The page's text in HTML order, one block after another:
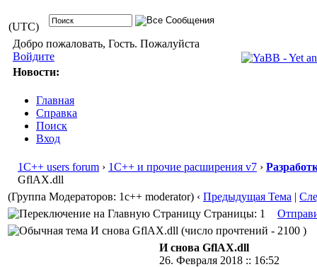
(UTC)
Добро пожаловать, Гость. Пожалуйста
Войдите
Новости:
Главная
Справка
Поиск
Вход
1С++ users forum › 1С++ и прочие расширения v7 ›
GflAX.dll
(Группа Модераторов: 1c++ moderator) ‹ Предыдущая Тема |
Страницы: 1
И снова GflAX.dll (число прочтений - 2100 )
И снова GflAX.dll
26. Февраля 2018 :: 16:52